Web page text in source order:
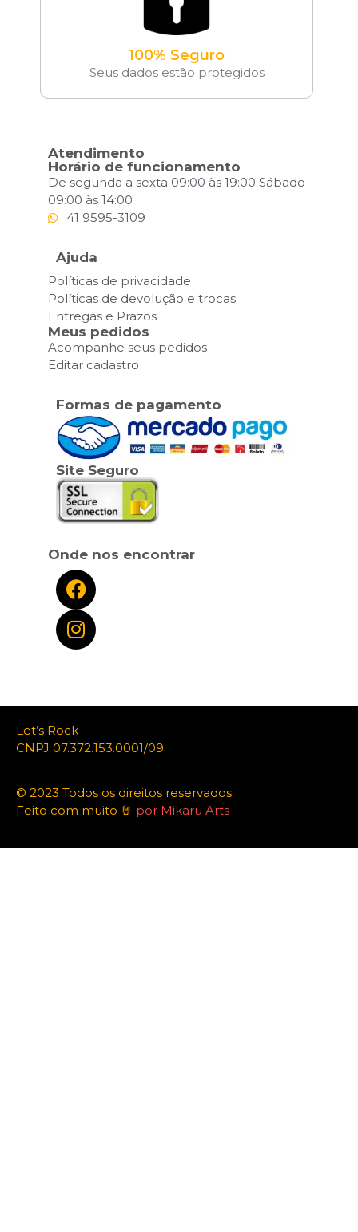
100% Seguro
Seus dados estão protegidos
Atendimento
Horário de funcionamento
De segunda a sexta 09:00 às 19:00 Sábado
09:00 às 14:00
41 9595-3109
Ajuda
Políticas de privacidade
Políticas de devolução e trocas
Entregas e Prazos
Meus pedidos
Acompanhe seus pedidos
Editar cadastro
Formas de pagamento
Site Seguro
Onde nos encontrar
Let’s Rock
CNPJ 07.372.153.0001/09
© 2023 Todos os direitos reservados.
Feito com muito 🤘 por Mikaru Arts